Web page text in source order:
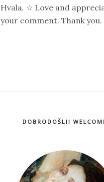
Hvala. ☆ Love and
your comment. Thank you.
DOBRODOŠLI!